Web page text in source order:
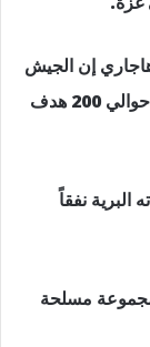
إن الجيش
هاجم خلال الساعات الأربع والعشرين الماضية حوالي 200 هدف
نفقاً
مسلحة